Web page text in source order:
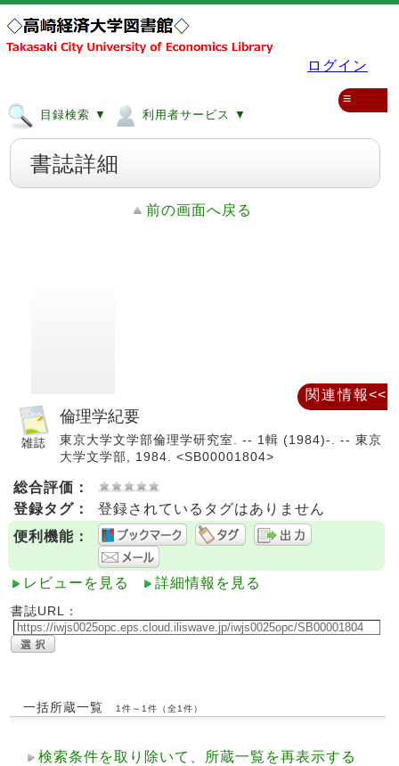
ログイン
目録検索 ▼ 利用者サービス ▼
≡
書誌詳細
前の画面へ戻る
倫理学紀要
東京大学文学部倫理学研究室. -- 1輯 (1984)-. -- 東京
大学文学部, 1984. <SB00001804>
総合評価：
登録タグ：
登録されているタグはありません
便利機能：
レビューを見る 詳細情報を見る
書誌URL：
一括所蔵一覧 1件～1件（全1件）
検索条件を取り除いて、所蔵一覧を再表示する
関連情報<<